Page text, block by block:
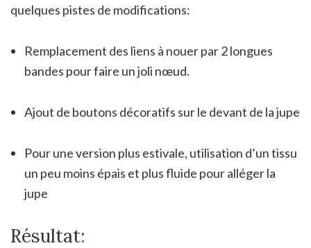
quelques pistes de modifications:
Remplacement des liens à nouer par 2 longues
bandes pour faire un joli nœud.
Ajout de boutons décoratifs sur le devant de la jupe
Pour une version plus estivale, utilisation d’un tissu
un peu moins épais et plus fluide pour alléger la
jupe
Résultat: